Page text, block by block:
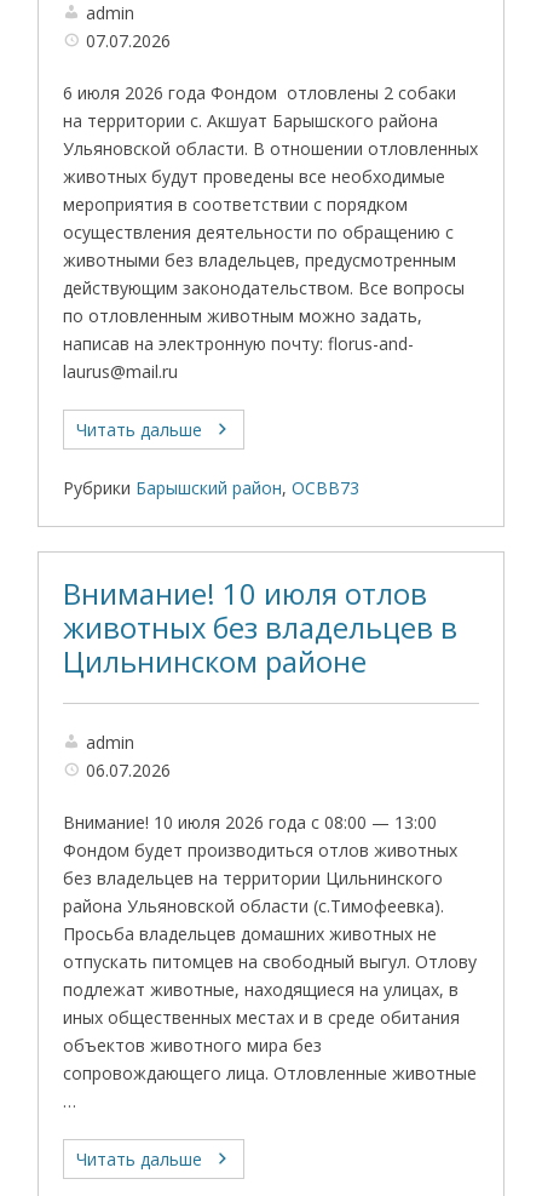
admin
07.07.2026
6 июля 2026 года Фондом отловлены 2 собаки
на территории с. Акшуат Барышского района
Ульяновской области. В отношении отловленных
животных будут проведены все необходимые
мероприятия в соответствии с порядком
осуществления деятельности по обращению с
животными без владельцев, предусмотренным
действующим законодательством. Все вопросы
по отловленным животным можно задать,
написав на электронную почту: florus-and-
laurus@mail.ru
Читать дальше
Рубрики Барышский район,ОСВВ73
Внимание! 10 июля отлов
животных без владельцев в
Цильнинском районе
admin
06.07.2026
Внимание! 10 июля 2026 года с 08:00 — 13:00
Фондом будет производиться отлов животных
без владельцев на территории Цильнинского
района Ульяновской области (с.Тимофеевка).
Просьба владельцев домашних животных не
отпускать питомцев на свободный выгул. Отлову
подлежат животные, находящиеся на улицах, в
иных общественных местах и в среде обитания
объектов животного мира без
сопровождающего лица. Отловленные животные
…
Читать дальше